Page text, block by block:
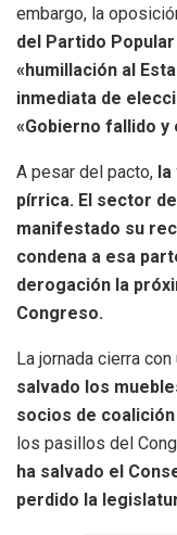
embargo, la
del Partido
«humillación al
inmediata de
«Gobierno fallido y
A pesar del pacto, la
pírrica. El sector
manifestado su
condena a esa
derogación la
Congreso.
La jornada cierra
salvado los
socios de
los pasillos del
ha salvado el
perdido la